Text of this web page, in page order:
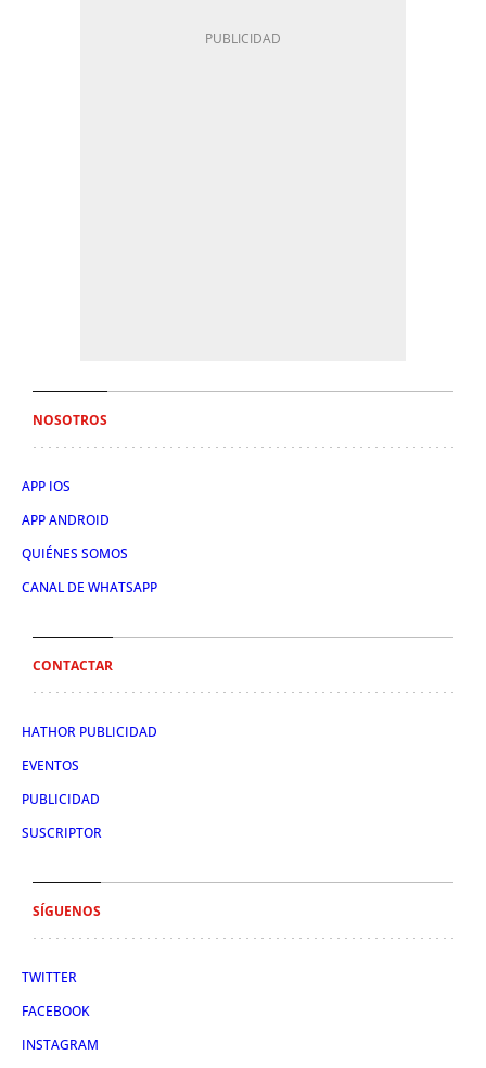
NOSOTROS
APP IOS
APP ANDROID
QUIÉNES SOMOS
CANAL DE WHATSAPP
CONTACTAR
HATHOR PUBLICIDAD
EVENTOS
PUBLICIDAD
SUSCRIPTOR
SÍGUENOS
TWITTER
FACEBOOK
INSTAGRAM